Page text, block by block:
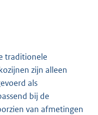
traditionele
zijn alleen
als
bij de
van afmetingen